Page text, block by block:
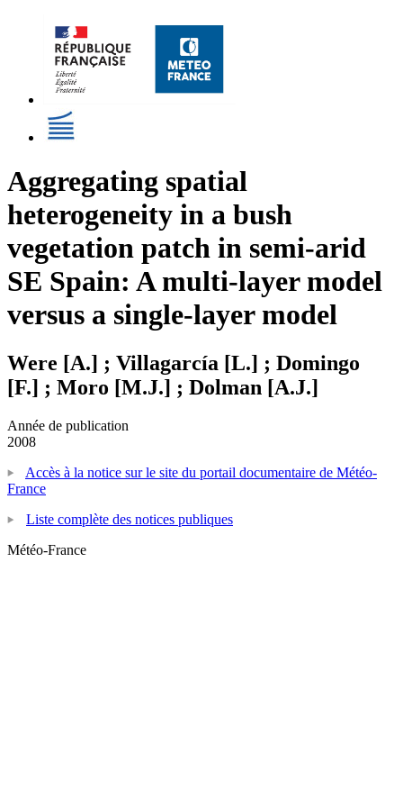
Aggregating spatial
heterogeneity in a bush
vegetation patch in semi-arid
SE Spain: A multi-layer model
versus a single-layer model
Were [A.] ; Villagarcía [L.] ; Domingo
[F.] ; Moro [M.J.] ; Dolman [A.J.]
Année de publication
2008
Accès à la notice sur le site du portail documentaire de Météo-
France
Liste complète des notices publiques
Météo-France